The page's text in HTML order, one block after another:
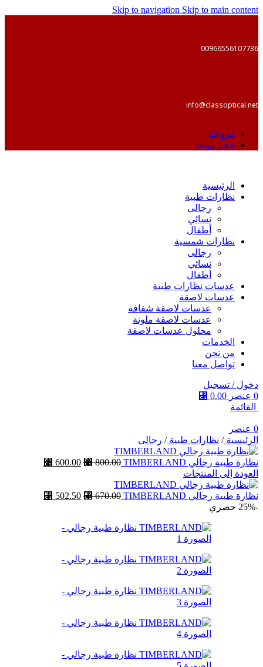
Skip to navigation Skip to main content
00966556107736
info@classoptical.net
فروعنا
حجز موعد
الرئيسية
نظارات طبية
رجالى
نسائي
أطفال
نظارات شمسية
رجالى
نسائي
أطفال
عدسات نظارات طبية
عدسات لاصقة
عدسات لاصقة شفافة
عدسات لاصقة ملونة
محلول عدسات لاصقة
الخدمات
من نحن
تواصل معنا
دخول / تسجيل
0 عنصر ⃁ 0.00
القائمة
0 عنصر
الرئيسية/ نظارات طبية/ رجالى
نظارة طبية رجالي TIMBERLAND ⃁800.00
⃁ 600.00
العودة إلى المنتجات
نظارة طبية رجالي TIMBERLAND ⃁670.00
⃁ 502.50
-25%
حصري